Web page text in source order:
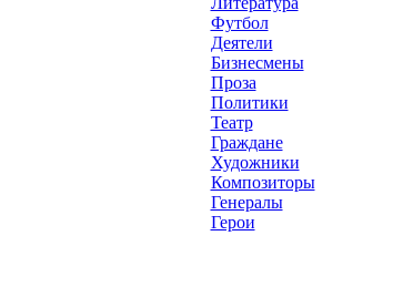
Футбол
Деятели
Бизнесмены
Проза
Политики
Театр
Граждане
Художники
Композиторы
Генералы
Герои